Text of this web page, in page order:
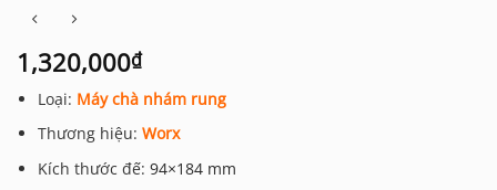
1,320,000₫
Loại: Máy chà nhám rung
Thương hiệu: Worx
Kích thước đế: 94×184 mm